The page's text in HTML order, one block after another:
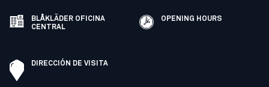
BLÅKLÄDER OFICINA
CENTRAL
OPENING HOURS
DIRECCIÓN DE VISITA